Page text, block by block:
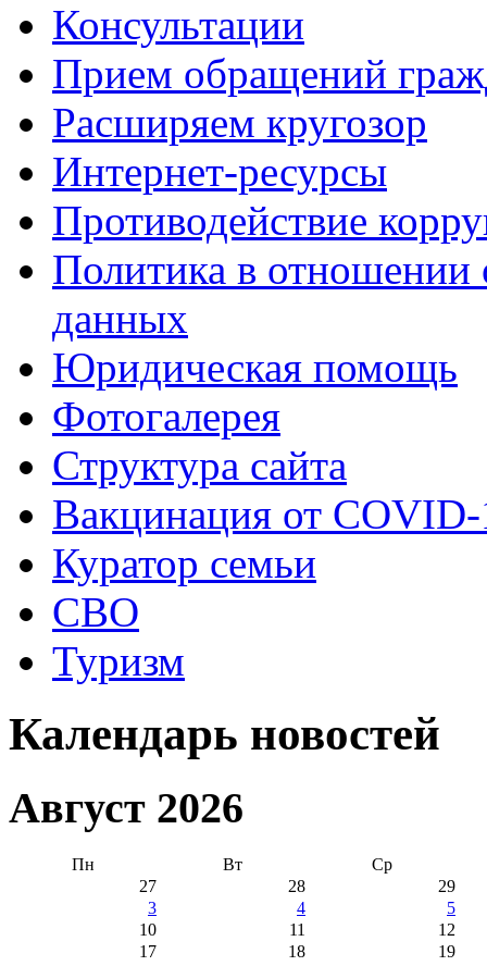
Консультации
Прием обращений
Расширяем кругозор
Интернет-ресурсы
Противодействие
Политика в отношении
данных
Юридическая помощь
Фотогалерея
Структура сайта
Вакцинация от
Куратор семьи
СВО
Туризм
Календарь новостей
Август 2026
Пн Вт
Ср
27
28
29
3
4
5
10
11
12
17
18
19